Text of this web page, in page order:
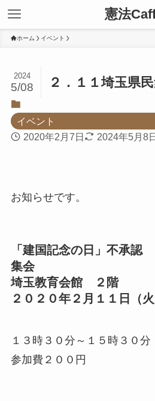
憲法
ホーム イベント
２．１１埼玉県
2024
5/08
イベント
2020年2月7日
2024年5月8日
お知らせです。
「建国記念の日」不承認
集会
埼玉教育会館 ２階
２０２０年２月１１日（火
１３時３０分～１５時３０分
参加費２００円